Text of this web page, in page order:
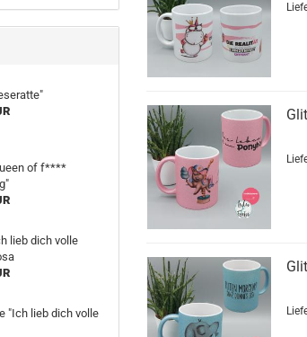
of f****
lieb dich volle
"Ich lieb dich volle